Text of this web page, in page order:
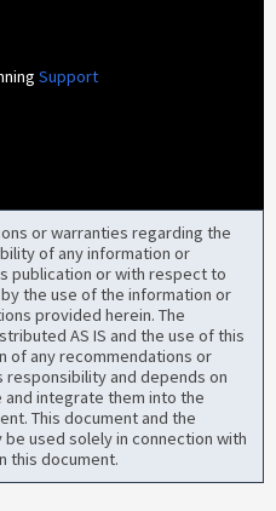
Support
or warranties regarding the
of any information or
publication or with respect to
the use of the information or
provided herein. The
AS IS and the use of this
of any recommendations or
and depends on
integrate them into the
This document and the
used solely in connection with
this document.